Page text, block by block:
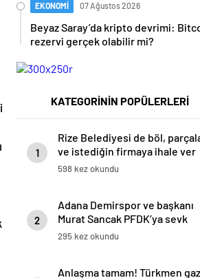
EKONOMİ 07 Ağustos 2026
Beyaz Saray’da kripto devrimi:
rezervi gerçek olabilir mi?
KATEGORİNİN POPÜLERLERİ
1
Rize Belediyesi de böl,
ve istediğin firmaya ihale ver
yöntemini sevmiş!
598 kez okundu
2
Adana Demirspor ve başkanı
Murat Sancak PFDK’ya sevk
edildi
295 kez okundu
Anlaşma tamam! Türkmen